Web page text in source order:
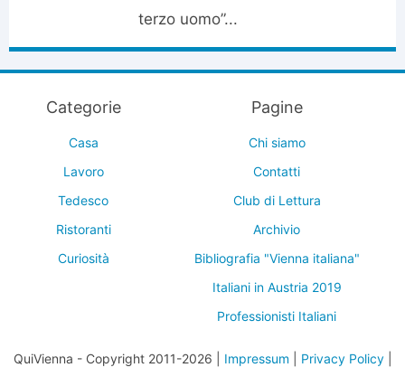
terzo uomo”...
Categorie
Casa
Lavoro
Tedesco
Ristoranti
Curiosità
Pagine
Chi siamo
Contatti
Club di Lettura
Archivio
Bibliografia "Vienna italiana"
Italiani in Austria 2019
Professionisti Italiani
QuiVienna - Copyright 2011-2026 | Impressum Privacy Policy|